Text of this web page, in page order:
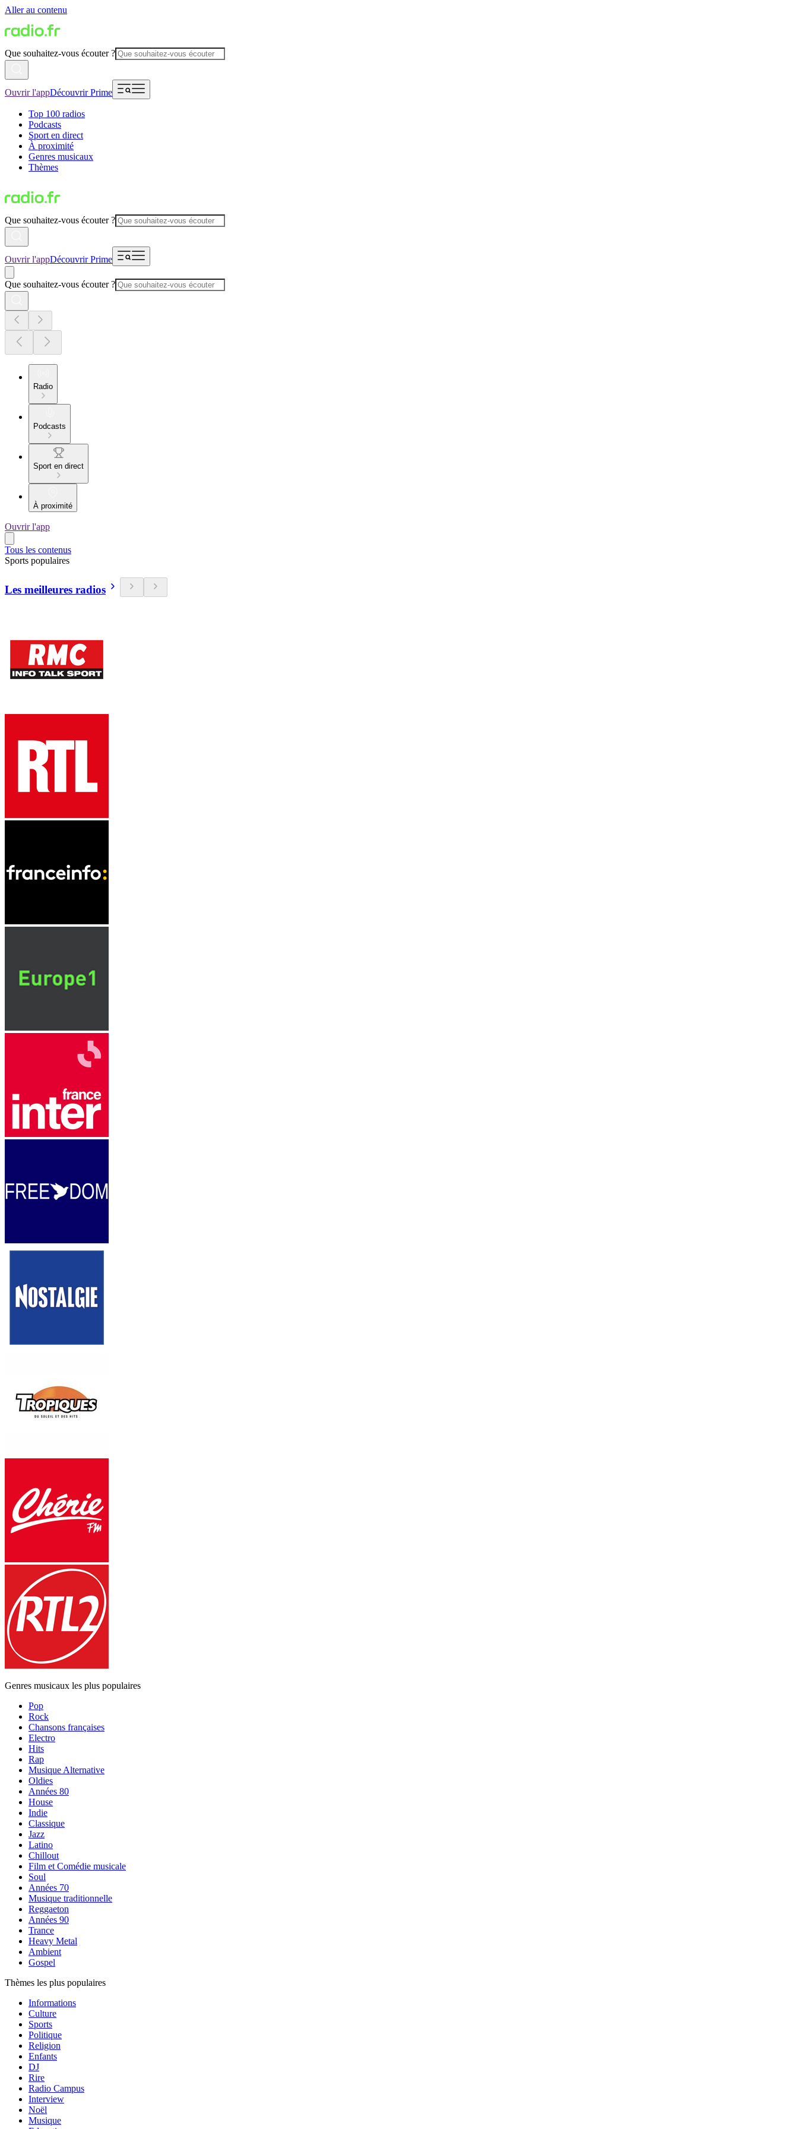
Aller au contenu
Que souhaitez-vous écouter ?
Ouvrir l'appDécouvrir Prime
Top 100 radios
Podcasts
Sport en direct
À proximité
Genres musicaux
Thèmes
Que souhaitez-vous écouter ?
Ouvrir l'appDécouvrir Prime
Que souhaitez-vous écouter ?
Radio
Podcasts
Sport en direct
À proximité
Ouvrir l'app
Tous les contenus
Sports populaires
Les meilleures radios
Genres musicaux les plus populaires
Pop
Rock
Chansons françaises
Electro
Hits
Rap
Musique Alternative
Oldies
Années 80
House
Indie
Classique
Jazz
Latino
Chillout
Film et Comédie musicale
Soul
Années 70
Musique traditionnelle
Reggaeton
Années 90
Trance
Heavy Metal
Ambient
Gospel
Thèmes les plus populaires
Informations
Culture
Sports
Politique
Religion
Enfants
DJ
Rire
Radio Campus
Interview
Noël
Musique